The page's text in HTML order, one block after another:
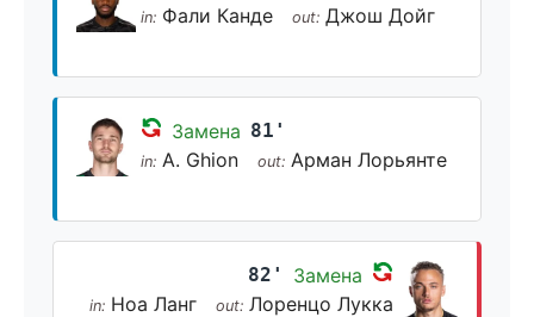
in: Фали Канде out: Джош Дойг
Замена 81'
in: A. Ghion out: Арман Лорьянте
82' Замена
in: Ноа Ланг out: Лоренцо Лукка